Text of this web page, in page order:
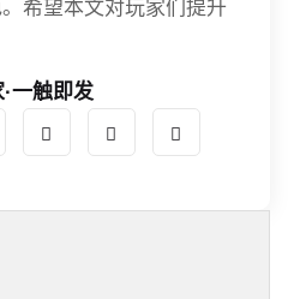
希望本文对玩家们提升
一触即发